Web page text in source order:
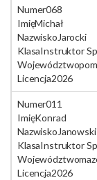
Numer068
ImięMichał
Nazwisko Jarocki
KlasaInstruktor
Województwo
Licencja2026
Numer011
ImięKonrad
Nazwisko Janowski
KlasaInstruktor
Województwo
Licencja2026